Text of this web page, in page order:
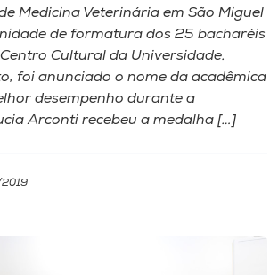
Medicina Veterinária em São Miguel
de formatura dos 25 bacharéis
Cultural da Universidade.
foi anunciado o nome da acadêmica
desempenho durante a
Arconti recebeu a medalha […]